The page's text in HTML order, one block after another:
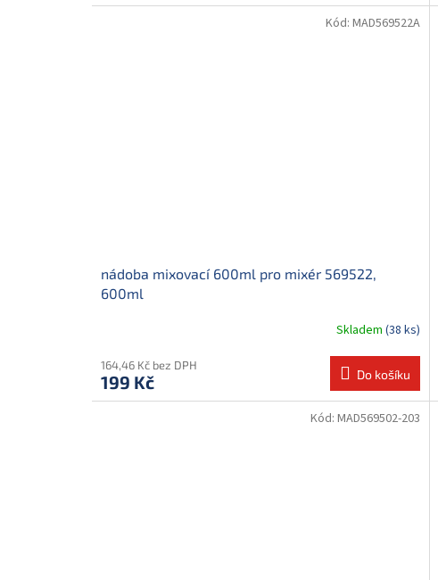
nádoba mixovací 600ml pro mixér 569522,
600ml
Skladem(38 ks)
164,46 Kč bez DPH
199 Kč Do košíku
Kód:MAD569522A
Kód:MAD569502-203